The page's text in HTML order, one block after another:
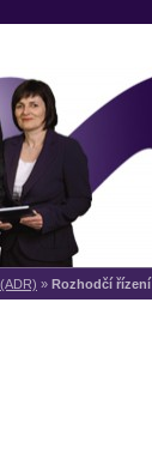
» Rozhodčí řízení